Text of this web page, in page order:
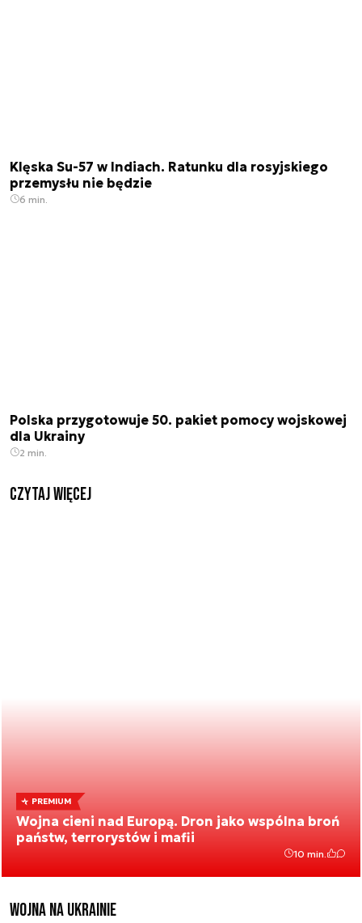
Klęska Su-57 w Indiach. Ratunku dla rosyjskiego
przemysłu nie będzie
6 min.
Polska przygotowuje 50. pakiet pomocy wojskowej
dla Ukrainy
2 min.
czytaj więcej
PREMIUM
Wojna cieni nad Europą. Dron jako wspólna broń
państw, terrorystów i mafii
10 min.
Wojna na Ukrainie